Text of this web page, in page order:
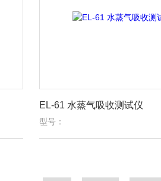
EL-61 水蒸气吸收测试仪
型号：